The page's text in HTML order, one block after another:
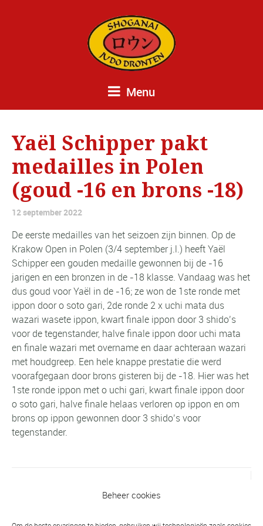
Beheer cookies
Menu
Yaël Schipper pakt
medailles in Polen
(goud -16 en brons -18)
12 september 2022
De eerste medailles van het seizoen zijn binnen. Op de
Krakow Open in Polen (3/4 september j.l.) heeft Yaël
Schipper een gouden medaille gewonnen bij de -16
jarigen en een bronzen in de -18 klasse. Vandaag was het
dus goud voor Yaël in de -16; ze won de 1ste ronde met
ippon door o soto gari, 2de ronde 2 x uchi mata dus
wazari wasete ippon, kwart finale ippon door 3 shido’s
voor de tegenstander, halve finale ippon door uchi mata
en finale wazari met overname en daar achteraan wazari
met houdgreep. Een hele knappe prestatie die werd
voorafgegaan door brons gisteren bij de -18. Hier was het
1ste ronde ippon met o uchi gari, kwart finale ippon door
o soto gari, halve finale helaas verloren op ippon en om
brons op ippon gewonnen door 3 shido’s voor
tegenstander.
Extra trainingen en Randori training